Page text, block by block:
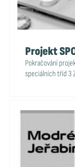
Projekt
Pokračování
speciálních tříd 3